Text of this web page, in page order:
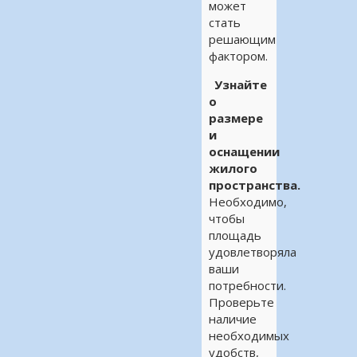
может
стать
решающим
фактором.
Узнайте
о
размере
и
оснащении
жилого
пространства.
Необходимо,
чтобы
площадь
удовлетворяла
ваши
потребности.
Проверьте
наличие
необходимых
удобств,